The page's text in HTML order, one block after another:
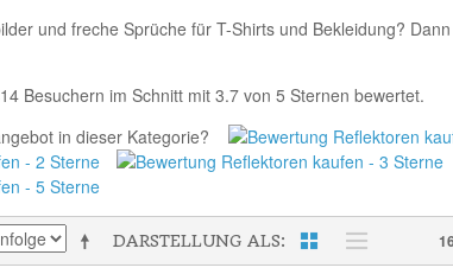
und freche Sprüche für T-Shirts und Bekleidung?
Besuchern im Schnitt mit 3.7 von 5 Sternen bewertet.
in dieser Kategorie?
DARSTELLUNG ALS